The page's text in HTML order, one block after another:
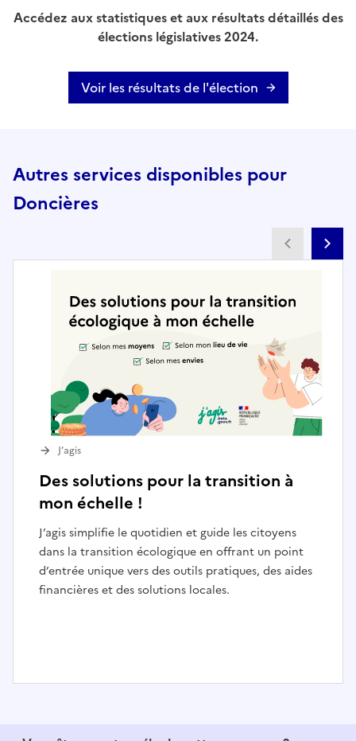
Accédez aux statistiques et aux résultats détaillés des
élections législatives 2024.
Voir les résultats de l'élection
Autres services disponibles pour
Doncières
Des solutions pour la transition à
mon échelle !
J’agis simplifie le quotidien et guide les citoyens
dans la transition écologique en offrant un point
d’entrée unique vers des outils pratiques, des aides
financières et des solutions locales.
J’agis